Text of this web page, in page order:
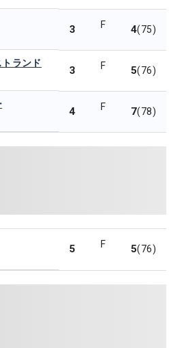
3 F 4(75)
ランド
3 F 5(76)
4 F 7(78)
5 F 5(76)